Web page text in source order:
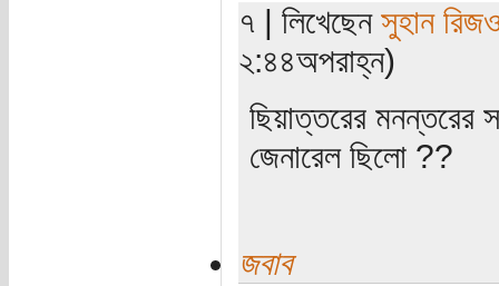
৭ | লিখেছেন সুহান
২:৪৪অপরাহ্ন)
ছিয়াত্তরের মনন্তরের
জেনারেল ছিলো ??
জবাব